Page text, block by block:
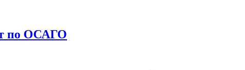
по ОСАГО